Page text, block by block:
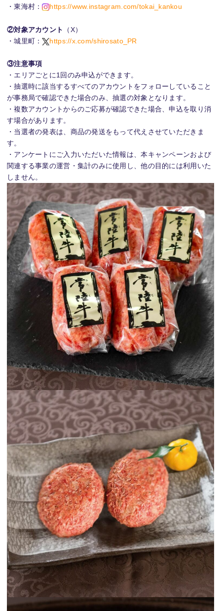
・東海村：
https://www.instagram.com/tokai_kankou
②対象アカウント
（X）
・城里町：
https://x.com/shirosato_PR
③注意事項
・エリアごとに1回のみ申込ができます。
・抽選時に該当するすべてのアカウントをフォローしていること
が事務局で確認できた場合のみ、抽選の対象となります。
・複数アカウントからのご応募が確認できた場合、申込を取り消
す場合があります。
・当選者の発表は、商品の発送をもって代えさせていただきま
す。
・アンケートにご入力いただいた情報は、本キャンペーンおよび
関連する事業の運営・集計のみに使用し、他の目的には利用いた
しません。